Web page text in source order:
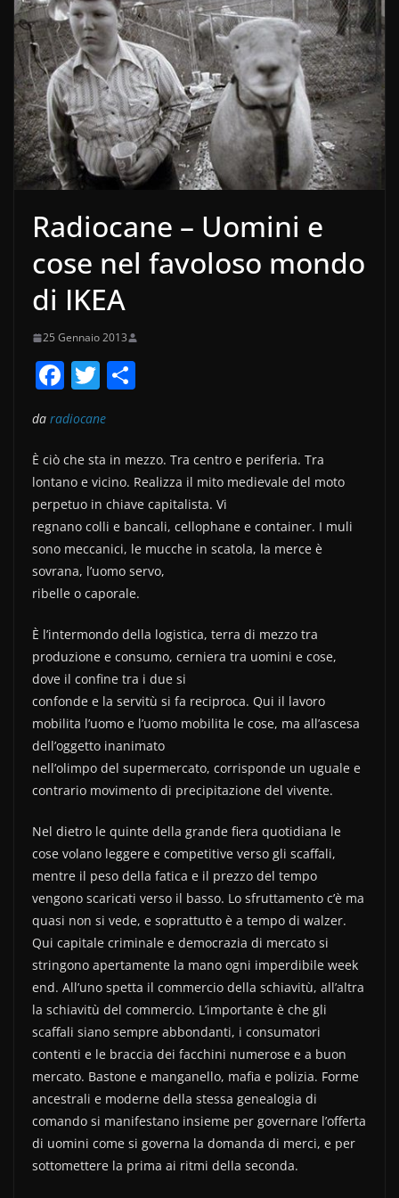
Radiocane – Uomini e
cose nel favoloso mondo
di IKEA
25 Gennaio 2013
F
a
c
e
b
o
o
k
T
itt
er di
vi
di
da radiocane
È ciò che sta in mezzo. Tra centro e periferia. Tra
lontano e vicino. Realizza il mito medievale del moto
perpetuo in chiave capitalista. Vi
regnano colli e bancali, cellophane e container. I muli
sono meccanici, le mucche in scatola, la merce è
sovrana, l’uomo servo,
ribelle o caporale.
È l’intermondo della logistica, terra di mezzo tra
produzione e consumo, cerniera tra uomini e cose,
dove il confine tra i due si
confonde e la servitù si fa reciproca. Qui il lavoro
mobilita l’uomo e l’uomo mobilita le cose, ma all’ascesa
dell’oggetto inanimato
nell’olimpo del supermercato, corrisponde un uguale e
contrario movimento di precipitazione del vivente.
Nel dietro le quinte della grande fiera quotidiana le
cose volano leggere e competitive verso gli scaffali,
mentre il peso della fatica e il prezzo del tempo
vengono scaricati verso il basso. Lo sfruttamento c’è ma
quasi non si vede, e soprattutto è a tempo di walzer.
Qui capitale criminale e democrazia di mercato si
stringono apertamente la mano ogni imperdibile week
end. All’uno spetta il commercio della schiavitù, all’altra
la schiavitù del commercio. L’importante è che gli
scaffali siano sempre abbondanti, i consumatori
contenti e le braccia dei facchini numerose e a buon
mercato. Bastone e manganello, mafia e polizia. Forme
ancestrali e moderne della stessa genealogia di
comando si manifestano insieme per governare l’offerta
di uomini come si governa la domanda di merci, e per
sottomettere la prima ai ritmi della seconda.